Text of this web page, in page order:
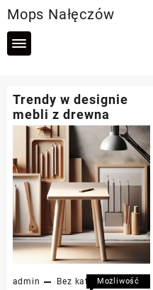
to
content
Mops Nałęczów
Trendy w designie
mebli z drewna
admin
Bez kategoriiMożliwość